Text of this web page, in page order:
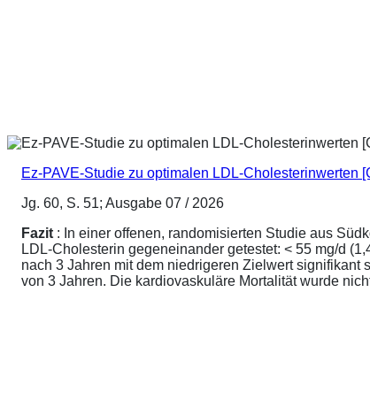
Ez-PAVE-Studie zu optimalen LDL-Cholesterinwerten
Jg. 60, S. 51; Ausgabe 07 / 2026
Fazit : In einer offenen, randomisierten Studie aus
LDL-Cholesterin gegeneinander getestet: < 55 mg/d
nach 3 Jahren mit dem niedrigeren Zielwert signifikant
von 3 Jahren. Die kardiovaskuläre Mortalität wurde